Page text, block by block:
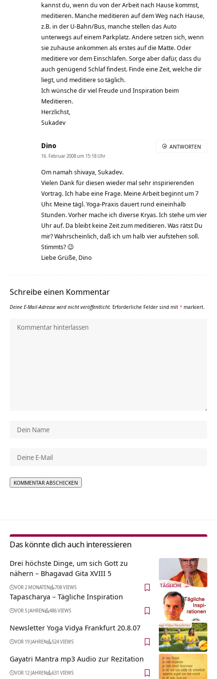
kannst du, wenn du von der Arbeit nach Hause kommst,
meditieren. Manche meditieren auf dem Weg nach Hause,
z.B. in der U-Bahn/Bus, manche stellen das Auto
unterwegs auf einem Parkplatz. Andere setzen sich, wenn
sie zuhause ankommen als erstes auf die Matte. Oder
meditiere vor dem Einschlafen. Sorge aber dafür, dass du
auch genügend Schlaf findest. Finde eine Zeit, welche dir
liegt, und meditiere so täglich.
Ich wünsche dir viel Freude und Inspiration beim
Meditieren.
Herzlichst,
Sukadev
Dino
16. Februar 2008 um 15:18 Uhr
Om namah shivaya, Sukadev.
Vielen Dank für diesen wieder mal sehr inspirierenden
Vortrag. Ich habe eine Frage. Meine Arbeit beginnt um 7
Uhr. Meine tägl. Yoga-Praxis dauert rund eineinhalb
Stunden. Vorher mache ich diverse Kryas. Ich stehe um vier
Uhr auf. Da bleibt keine Zeit zum meditieren. Was rätst Du
mir? Wahrscheinlich, daß ich um halb vier aufstehen soll.
Stimmts? 😉
Liebe Grüße, Dino
ANTWORTEN
Schreibe einen Kommentar
Deine E-Mail-Adresse wird nicht veröffentlicht. Erforderliche Felder sind mit * markiert.
Das könnte dich auch interessieren
Drei höchste Dinge, um sich Gott zu
nähern – Bhagavad Gita XVIII 5
VOR 2 MONATEN 708 VIEWS
Tapascharya – Tägliche Inspiration
VOR 5 JAHREN 486 VIEWS
Newsletter Yoga Vidya Frankfurt 20.8.07
VOR 19 JAHREN 524 VIEWS
Gayatri Mantra mp3 Audio zur Rezitation
VOR 12 JAHREN 631 VIEWS